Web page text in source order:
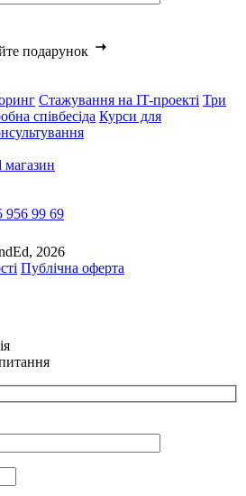
подарунок
Стажування на IT-проекті Три
співбесіда Курси для
магазин
956 99 69
2026
Публічна оферта